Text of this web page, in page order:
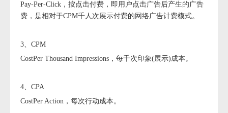
Pay-Per-Click，按点击付费，即用户点击广告后产生的广告
费，是相对于CPM千人次展示付费的网络广告计费模式。
3、CPM
CostPer Thousand Impressions，每千次印象(展示)成本。
4、CPA
CostPer Action，每次行动成本。